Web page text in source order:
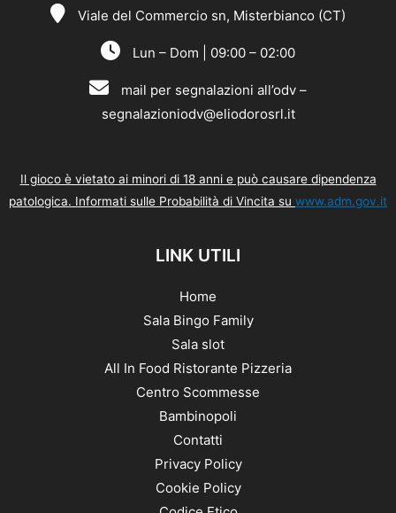
Viale del Commercio sn, Misterbianco (CT)
Lun – Dom | 09:00 – 02:00
mail per segnalazioni all’odv –
segnalazioniodv@eliodorosrl.it
Il gioco è vietato ai minori di 18 anni e può causare dipendenza
patologica. Informati sulle Probabilità di Vincita su www.adm.gov.it
LINK UTILI
Home
Sala Bingo Family
Sala slot
All In Food Ristorante Pizzeria
Centro Scommesse
Bambinopoli
Contatti
Privacy Policy
Cookie Policy